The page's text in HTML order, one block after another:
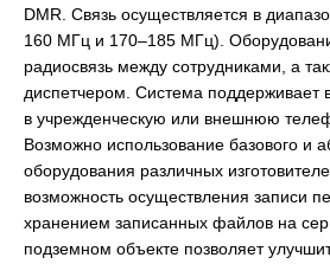
DMR. Связь осуществляется в
160 МГц и 170–185 МГц).
радиосвязь между сотрудниками, а
диспетчером. Система поддерживает
в учрежденческую или внешнюю
Возможно использование базового и
оборудования различных
возможность осуществления записи
хранением записанных файлов на
подземном объекте позволяет